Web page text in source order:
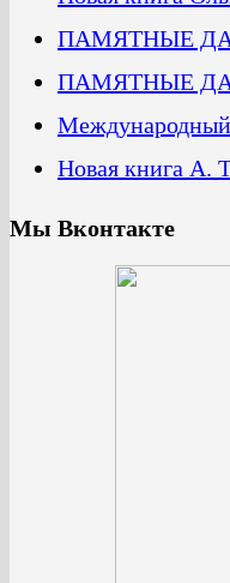
ПАМЯТНЫЕ
ПАМЯТНЫЕ
Новая книга А.
Мы Вконтакте